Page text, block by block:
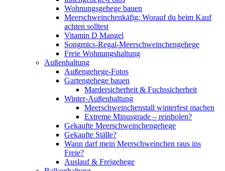
Wohnungsgehege bauen
Meerschweinchenkäfig: Worauf du beim Kauf
achten solltest
Vitamin D Mangel
Songmics-Regal-Meerschweinchengehege
Freie Wohnungshaltung
Außenhaltung
Außengehege-Fotos
Gartengehege bauen
Mardersicherheit & Fuchssicherheit
Winter-Außenhaltung
Meerschweinchenstall winterfest machen
Extreme Minusgrade – reinholen?
Gekaufte Meerschweinchengehege
Gekaufte Ställe?
Wann darf mein Meerschweinchen raus ins
Freie?
Auslauf & Freigehege